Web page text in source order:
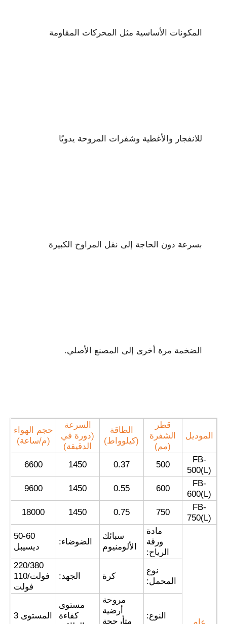
المكونات الأساسية مثل المحركات المقاومة
للانفجار والأغطية وشفرات المروحة يدويًا
بسرعة دون الحاجة إلى نقل المراوح الكبيرة
الضخمة مرة أخرى إلى المصنع الأصلي.
الموديل
قطر
الشفرة
(مم)
الطاقة
(كيلوواط)
السرعة
(دورة في
الدقيقة)
حجم الهواء
(م/ساعة)
FB-
500(L)
500
0.37
1450
6600
FB-
600(L)
600
0.55
1450
9600
FB-
750(L)
750
0.75
1450
18000
عام
مادة
ورقة
الرياح:
سبائك
الألومنيوم
الضوضاء:
50-60
ديسيبل
نوع
المحمل:
كرة الجهد:
220/380
فولت/110
فولت
النوع:
مروحة
أرضية
متأرجحة
مستوى
كفاءة
المستوى 3